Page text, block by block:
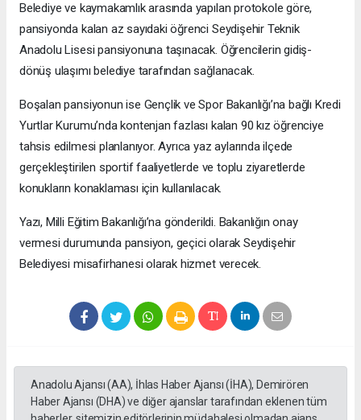
Belediye ve kaymakamlık arasında yapılan protokole göre,
pansiyonda kalan az sayıdaki öğrenci Seydişehir Teknik
Anadolu Lisesi pansiyonuna taşınacak. Öğrencilerin gidiş-
dönüş ulaşımı belediye tarafından sağlanacak.
Boşalan pansiyonun ise Gençlik ve Spor Bakanlığı’na bağlı Kredi
Yurtlar Kurumu’nda kontenjan fazlası kalan 90 kız öğrenciye
tahsis edilmesi planlanıyor. Ayrıca yaz aylarında ilçede
gerçekleştirilen sportif faaliyetlerde ve toplu ziyaretlerde
konukların konaklaması için kullanılacak.
Yazı, Milli Eğitim Bakanlığı’na gönderildi. Bakanlığın onay
vermesi durumunda pansiyon, geçici olarak Seydişehir
Belediyesi misafirhanesi olarak hizmet verecek.
Anadolu Ajansı (AA), İhlas Haber Ajansı (İHA), Demirören
Haber Ajansı (DHA) ve diğer ajanslar tarafından eklenen tüm